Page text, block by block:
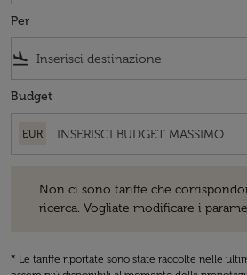
Per
flight_land
Budget
EUR
Non ci sono tariffe che
ricerca. Vogliate modificare i
* Le tariffe riportate sono state raccolte nelle